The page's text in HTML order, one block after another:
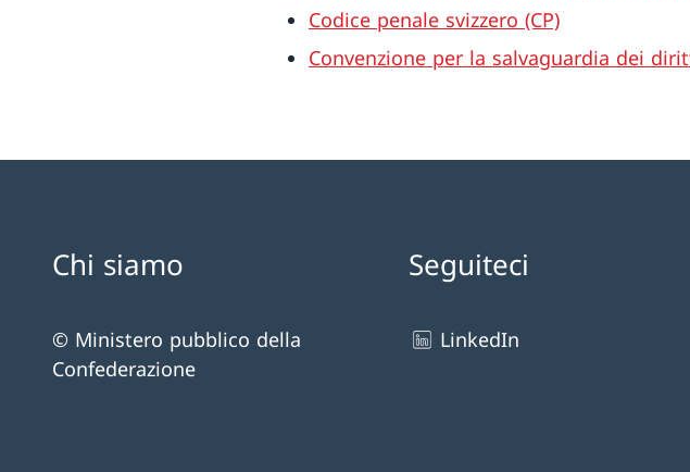
Codice penale svizzero (CP)
Convenzione per la salvaguardia dei
Chi siamo
© Ministero pubblico della
Confederazione
Seguiteci
LinkedIn